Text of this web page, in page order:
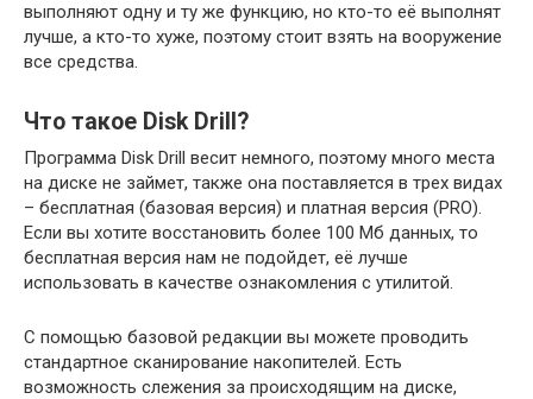
выполняют одну и ту же функцию, но кто-то её выполнят
лучше, а кто-то хуже, поэтому стоит взять на вооружение
все средства.
Что такое Disk Drill?
Программа Disk Drill весит немного, поэтому много места
на диске не займет, также она поставляется в трех видах
– бесплатная (базовая версия) и платная версия (PRO).
Если вы хотите восстановить более 100 Мб данных, то
бесплатная версия нам не подойдет, её лучше
использовать в качестве ознакомления с утилитой.
С помощью базовой редакции вы можете проводить
стандартное сканирование накопителей. Есть
возможность слежения за происходящим на диске,